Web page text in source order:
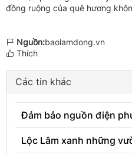
đồng ruộng của quê hương
Nguồn:baolamdong.vn
Thích
Các tin khác
Đảm bảo nguồn điện
Lộc Lâm xanh những